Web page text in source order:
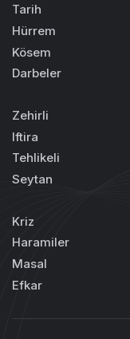
Tarih
Hürrem
Kösem
Darbeler
Zehirli
Iftira
Tehlikeli
Seytan
Kriz
Haramiler
Masal
Efkar